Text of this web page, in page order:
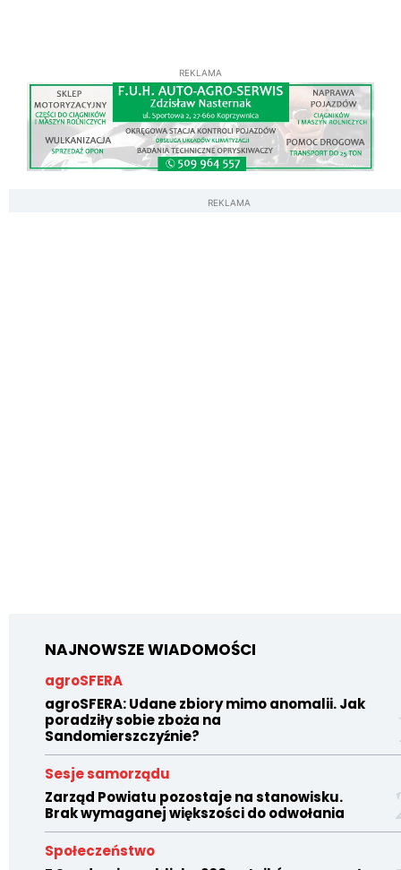
REKLAMA
REKLAMA
NAJNOWSZE WIADOMOŚCI
agroSFERA
agroSFERA: Udane zbiory mimo anomalii. Jak
poradziły sobie zboża na
Sandomierszczyźnie?
Sesje samorządu
Zarząd Powiatu pozostaje na stanowisku.
Brak wymaganej większości do odwołania
Społeczeństwo